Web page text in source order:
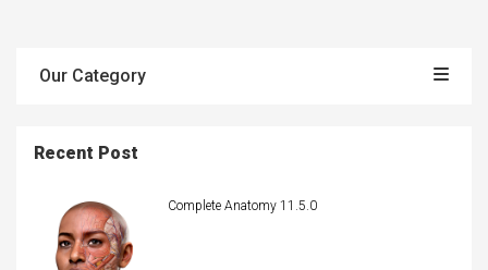
Our Category
Recent Post
Complete Anatomy 11.5.0